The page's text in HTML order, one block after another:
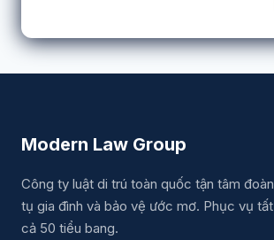
Modern Law Group
Công ty luật di trú toàn quốc tận tâm đoàn
tụ gia đình và bảo vệ ước mơ. Phục vụ tất
cả 50 tiểu bang.